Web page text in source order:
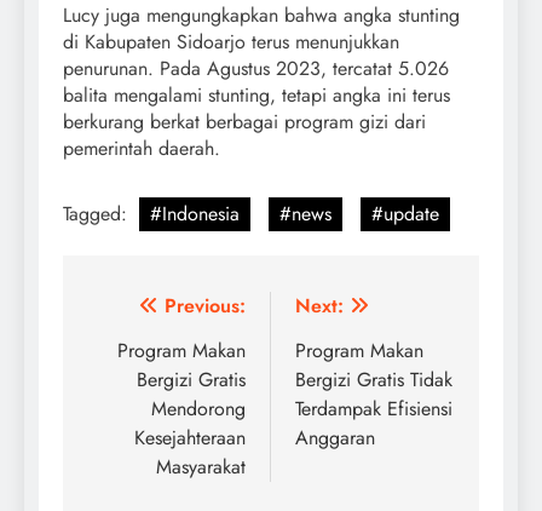
Lucy juga mengungkapkan bahwa angka stunting
di Kabupaten Sidoarjo terus menunjukkan
penurunan. Pada Agustus 2023, tercatat 5.026
balita mengalami stunting, tetapi angka ini terus
berkurang berkat berbagai program gizi dari
pemerintah daerah.
Tagged: #Indonesia #news #update
Post
navigation
Previous:
Program Makan
Bergizi Gratis
Mendorong
Kesejahteraan
Masyarakat
Next:
Program Makan
Bergizi Gratis Tidak
Terdampak Efisiensi
Anggaran